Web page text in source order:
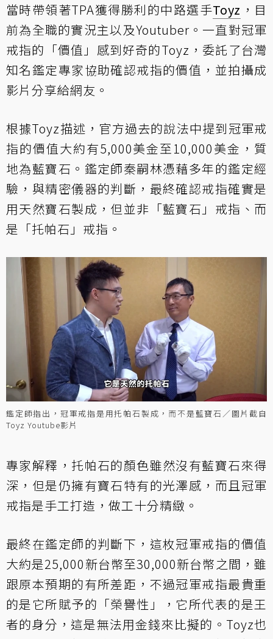
當時帶領著TPA獲得勝利的中路選手Toyz ，目
前為全職的實況主以及Youtuber。一直對冠軍
戒指的「價值」感到好奇的Toyz，委託了台灣
知名鑑定專家協助確認戒指的價值，並拍攝成
影片分享給網友。
根據Toyz描述，官方過去的說法中提到冠軍戒
指的價值大約有5,000美金至10,000美金，質
地為藍寶石。鑑定師秦嗣林憑藉多年的鑑定經
驗，與精密儀器的判斷，最終確認戒指確實是
用天然寶石製成，但並非「藍寶石」戒指、而
是「托帕石」戒指。
鑑定師指出，冠軍戒指是用托帕石製成，而不是藍寶石／圖片截自
Toyz Youtube影片
專家解釋，托帕石的顏色雖然沒有藍寶石來得
深，但是仍擁有寶石特有的光澤感，而且冠軍
戒指是手工打造，做工十分精緻。
最終在鑑定師的判斷下，這枚冠軍戒指的價值
大約是25,000新台幣至30,000新台幣之間，雖
跟原本預期的有所差距，不過冠軍戒指最貴重
的是它所賦予的「榮譽性」，它所代表的是王
者的身分，這是無法用金錢來比擬的。Toyz也